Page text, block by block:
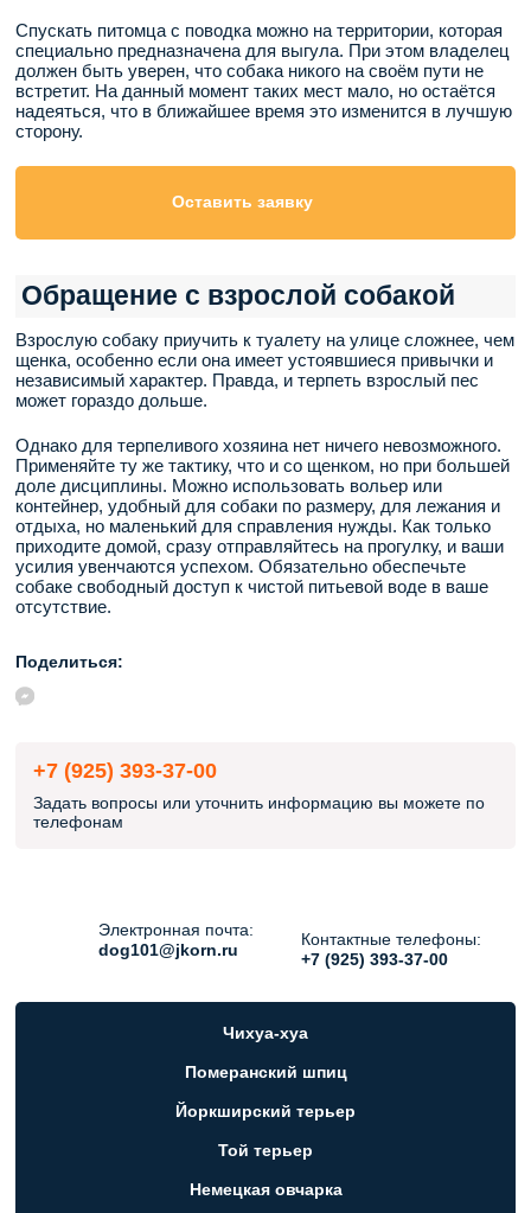
Спускать питомца с поводка можно на территории, которая
специально предназначена для выгула. При этом владелец
должен быть уверен, что собака никого на своём пути не
встретит. На данный момент таких мест мало, но остаётся
надеяться, что в ближайшее время это изменится в лучшую
сторону.
Оставить заявку
Обращение с взрослой собакой
Взрослую собаку приучить к туалету на улице сложнее, чем
щенка, особенно если она имеет устоявшиеся привычки и
независимый характер. Правда, и терпеть взрослый пес
может гораздо дольше.
Однако для терпеливого хозяина нет ничего невозможного.
Применяйте ту же тактику, что и со щенком, но при большей
доле дисциплины. Можно использовать вольер или
контейнер, удобный для собаки по размеру, для лежания и
отдыха, но маленький для справления нужды. Как только
приходите домой, сразу отправляйтесь на прогулку, и ваши
усилия увенчаются успехом. Обязательно обеспечьте
собаке свободный доступ к чистой питьевой воде в ваше
отсутствие.
Поделиться:
+7 (925) 393-37-00
Задать вопросы или уточнить информацию вы можете по
телефонам
Электронная почта:
dog101@jkorn.ru
Контактные телефоны:
+7 (925) 393-37-00
Чихуа-хуа
Померанский шпиц
Йоркширский терьер
Той терьер
Немецкая овчарка